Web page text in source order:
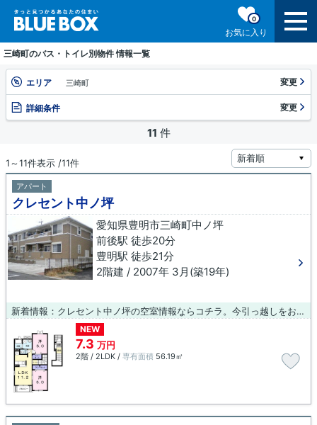
お気に入り
0
三崎町のバス・トイレ別物件 情報一覧
エリア 三崎町 変更
詳細条件 変更
11 件
1～11件表示 /11件
アパート
クレセント中ノ坪
愛知県豊明市三崎町中ノ坪
前後駅 徒歩20分
豊明駅 徒歩21分
2階建 / 2007年 3月(築19年)
新着情報：クレセント中ノ坪の空室情報ならコチラ。今引っ越しをお考えの方におすすめなのが、こちらのアパートです。豊明市エリアで賃貸住宅をお探しなら、お気軽に当社へご連絡下さい。当社は豊富な物件情報を取り扱っているので、きっと希望する物件が見つかるはずです。
NEW
7.3 万円
2階 / 2LDK / 専有面積 56.19㎡